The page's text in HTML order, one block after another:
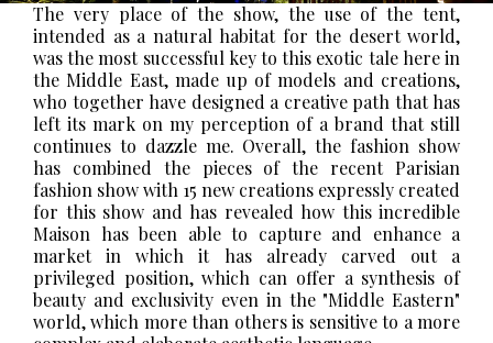
The very place of the show, the use of the tent,
intended as a natural habitat for the desert world,
was the most successful key to this exotic tale here in
the Middle East, made up of models and creations,
who together have designed a creative path that has
left its mark on my perception of a brand that still
continues to dazzle me. Overall, the fashion show
has combined the pieces of the recent Parisian
fashion show with 15 new creations expressly created
for this show and has revealed how this incredible
Maison has been able to capture and enhance a
market in which it has already carved out a
privileged position, which can offer a synthesis of
beauty and exclusivity even in the "Middle Eastern"
world, which more than others is sensitive to a more